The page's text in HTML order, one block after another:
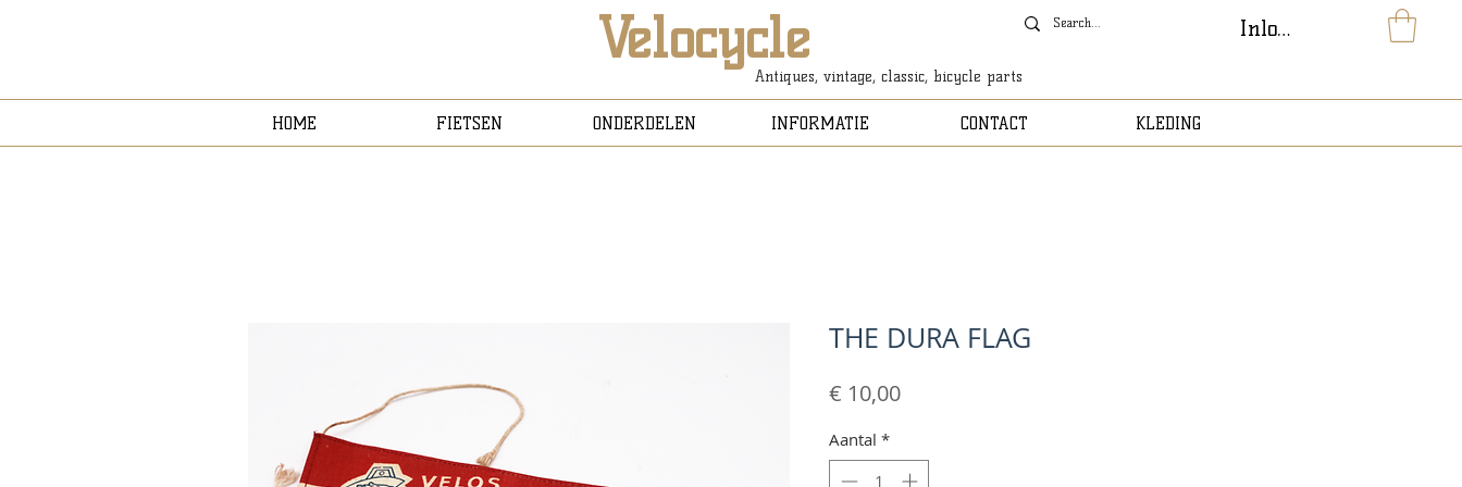
Velocycle
Antiques, vintage, classic, bicycle parts
Inloggen
HOME FIETSEN ONDERDELEN INFORMATIE CONTACT KLEDING
THE DURA FLAG
€ 10,00Prijs
Aantal *